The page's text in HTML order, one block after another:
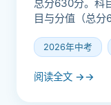
总分630分。科
目与分值（总分
2026年中考
阅读全文 →